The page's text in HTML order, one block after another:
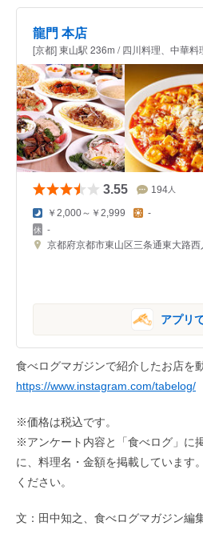
龍門 本店
[京都] 東山駅 236m / 四川料理、中華料
3.55 194人
￥2,000～￥2,999 -
-
京都府京都市東山区三条通東大路西
アプリ
食べログマガジンで紹介したお店を
https://www.instagram.com/tabelog/
※価格は税込です。
※アンケート内容と「食べログ」に
に、料理名・金額を掲載しています
ください。
文：田中知之、食べログマガジン編